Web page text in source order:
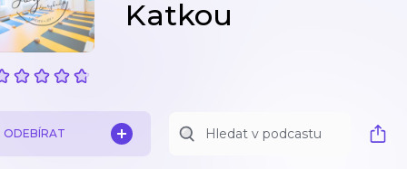
Katkou
ODEBÍRAT